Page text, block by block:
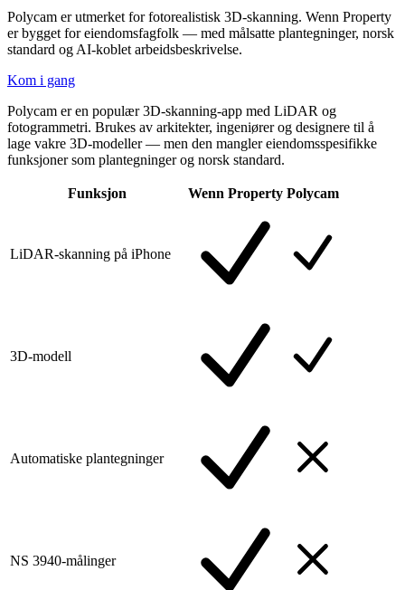
Polycam er utmerket for fotorealistisk 3D-skanning. Wenn Property
er bygget for eiendomsfagfolk — med målsatte plantegninger, norsk
standard og AI-koblet arbeidsbeskrivelse.
Kom i gang
Polycam er en populær 3D-skanning-app med LiDAR og
fotogrammetri. Brukes av arkitekter, ingeniører og designere til å
lage vakre 3D-modeller — men den mangler eiendomsspesifikke
funksjoner som plantegninger og norsk standard.
Funksjon Wenn Property Polycam
LiDAR-skanning på iPhone
3D-modell
Automatiske plantegninger
NS 3940-målinger